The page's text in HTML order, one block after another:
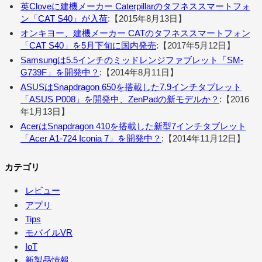
英Cloveに建機メーカー Caterpillarのタフネススマートフォ
ン「CAT S40」が入荷:【2015年8月13日】
オンキヨー、建機メーカー CATのタフネススマートフォン
「CAT S40」を5月下旬に国内発売:【2017年5月12日】
Samsungは5.5インチのミッドレンジファブレット「SM-
G739F」を開発中？ :【2014年8月11日】
ASUSはSnapdragon 650を搭載した7.9インチタブレット
「ASUS P008」を開発中、ZenPadの新モデルか？ :【2016
年1月13日】
AcerはSnapdragon 410を搭載した新型7インチタブレット
「Acer A1-724 Iconia 7」を開発中？ :【2014年11月12日】
カテゴリ
レビュー
アプリ
Tips
モバイルVR
IoT